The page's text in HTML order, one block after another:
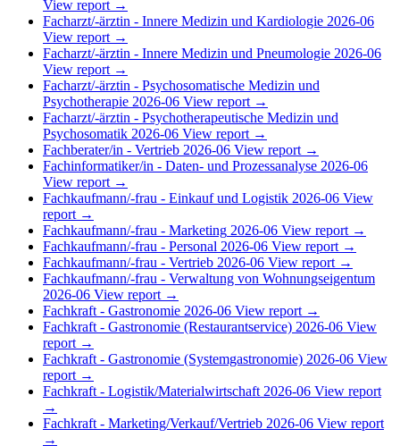
View report →
Facharzt/-ärztin - Innere Medizin und Kardiologie 2026-06
View report →
Facharzt/-ärztin - Innere Medizin und Pneumologie 2026-06
View report →
Facharzt/-ärztin - Psychosomatische Medizin und
Psychotherapie 2026-06 View report →
Facharzt/-ärztin - Psychotherapeutische Medizin und
Psychosomatik 2026-06 View report →
Fachberater/in - Vertrieb 2026-06 View report →
Fachinformatiker/in - Daten- und Prozessanalyse 2026-06
View report →
Fachkaufmann/-frau - Einkauf und Logistik 2026-06 View
report →
Fachkaufmann/-frau - Marketing 2026-06 View report →
Fachkaufmann/-frau - Personal 2026-06 View report →
Fachkaufmann/-frau - Vertrieb 2026-06 View report →
Fachkaufmann/-frau - Verwaltung von Wohnungseigentum
2026-06 View report →
Fachkraft - Gastronomie 2026-06 View report →
Fachkraft - Gastronomie (Restaurantservice) 2026-06 View
report →
Fachkraft - Gastronomie (Systemgastronomie) 2026-06 View
report →
Fachkraft - Logistik/Materialwirtschaft 2026-06 View report
→
Fachkraft - Marketing/Verkauf/Vertrieb 2026-06 View report
→